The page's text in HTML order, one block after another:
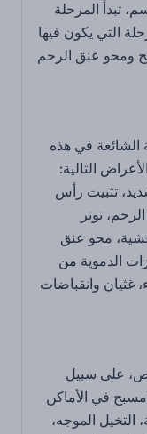
بعد فتح عنق الرحم بمقدار 3-4 سم، تبدأ المرحلة
التي يكون فيها
ومحو عنق الرحم
الشائعة في هذه
التالية:
تثبيت رأس
توتر
محو عنق
الدموية من
غثيان وانقباضات
على سبيل
في الأماكن
التخيل الموجه،